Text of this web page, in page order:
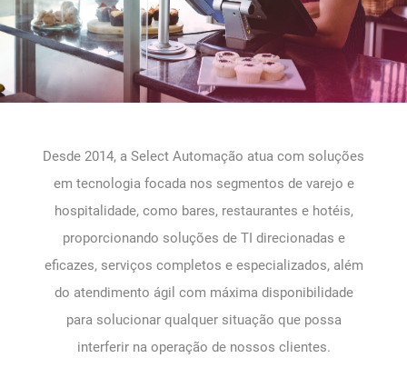
Desde 2014, a Select Automação atua com soluções
em tecnologia focada nos segmentos de varejo e
hospitalidade, como bares, restaurantes e hotéis,
proporcionando soluções de TI direcionadas e
eficazes, serviços completos e especializados, além
do atendimento ágil com máxima disponibilidade
para solucionar qualquer situação que possa
interferir na operação de nossos clientes.